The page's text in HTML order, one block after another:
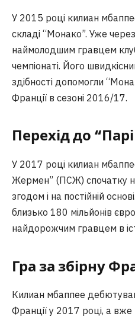
У 2015 році килиан
складі “Монако”. Уже через
наймолодшим гравцем
чемпіонаті. Його
здібності допомогли
Франції в сезоні 2016/17.
Перехід до
У 2017 році килиан
Жермен” (ПСЖ) спочатку
згодом і на постійній
близько 180 мільйонів
найдорожчим гравцем в
Гра за збірну
Килиан мбаппее дебютував
Франції у 2017 році, а